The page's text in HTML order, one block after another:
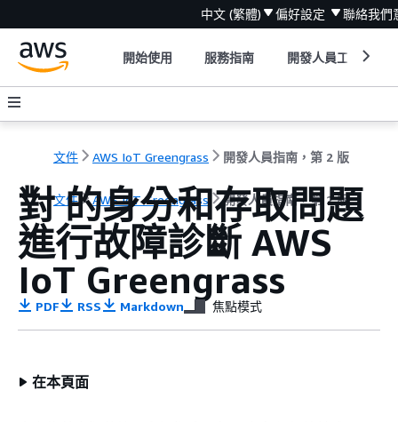
中文 (繁體) 偏好設定 聯絡我們
開始使用 服務指南 開發人員工具
文件 AWS IoT Greengrass 開發人員指南，第 2 版
文件 AWS IoT Greengrass 開發人員指南，第 2 版
對 的身分和存取問題
進行故障診斷 AWS
IoT Greengrass
PDF RSS Markdown 焦點模式
在本頁面